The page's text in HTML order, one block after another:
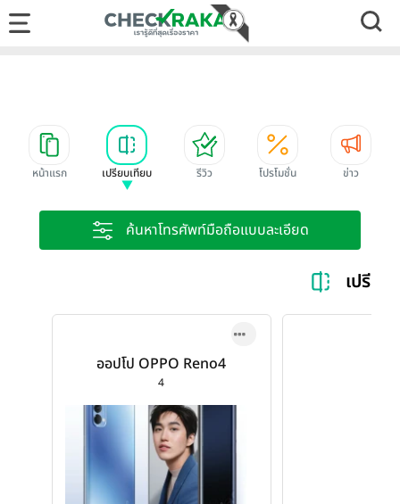
หน้าแรก เปรียบเทียบ รีวิว โปรโมชั่น ข่าว
ค้นหาโทรศัพท์มือถือแบบละเอียด
เปรียบ
ออปโป OPPO Reno4
4